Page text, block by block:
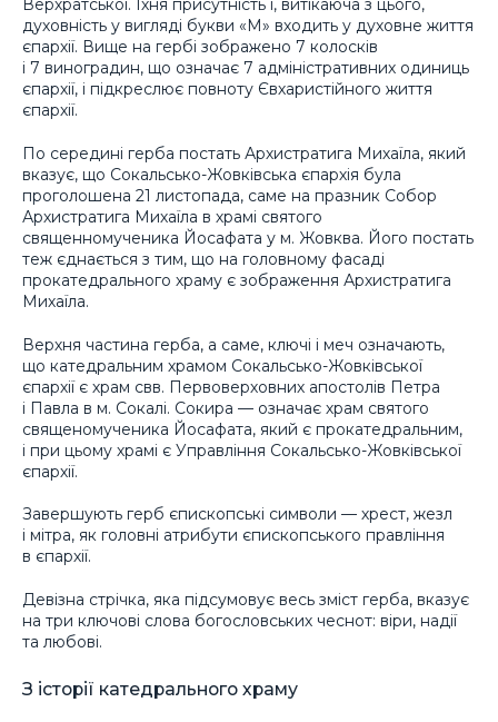
Верхратської. Їхня присутність і, витікаюча з цього,
духовність у вигляді букви «М» входить у духовне життя
єпархії. Вище на гербі зображено 7 колосків
і 7 виноградин, що означає 7 адміністративних одиниць
єпархії, і підкреслює повноту Євхаристійного життя
єпархії.
По середині герба постать Архистратига Михаїла, який
вказує, що Сокальсько-Жовківська єпархія була
проголошена 21 листопада, саме на празник Собор
Архистратига Михаїла в храмі святого
священномученика Йосафата у м. Жовква. Його постать
теж єднається з тим, що на головному фасаді
прокатедрального храму є зображення Архистратига
Михаїла.
Верхня частина герба, а саме, ключі і меч означають,
що катедральним храмом Сокальсько-Жовківської
єпархії є храм свв. Первоверховних апостолів Петра
і Павла в м. Сокалі. Сокира — означає храм святого
священомученика Йосафата, який є прокатедральним,
і при цьому храмі є Управління Сокальсько-Жовківської
єпархії.
Завершують герб єпископські символи — хрест, жезл
і мітра, як головні атрибути єпископського правління
в єпархії.
Девізна стрічка, яка підсумовує весь зміст герба, вказує
на три ключові слова богословських чеснот: віри, надії
та любові.
З історії катедрального храму